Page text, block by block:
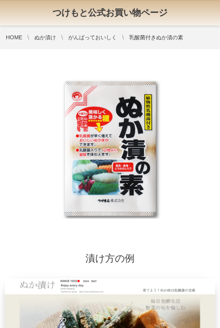
つけもと公式お買い物ページ
HOME ぬか漬け がんばっておいしく 乳酸菌付きぬか漬の素
漬け方の例